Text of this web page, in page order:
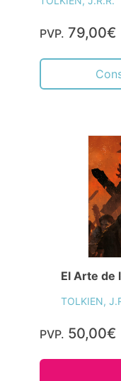
PVP. 79,00€
El Arte de
TOLKIEN,
PVP. 50,00€